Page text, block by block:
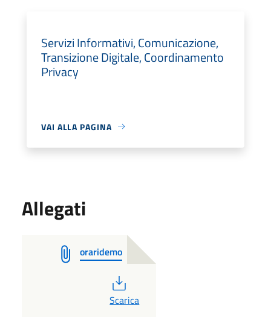
Servizi Informativi, Comunicazione,
Transizione Digitale, Coordinamento
Privacy
VAI ALLA PAGINA
Allegati
oraridemo
PDF
Scarica